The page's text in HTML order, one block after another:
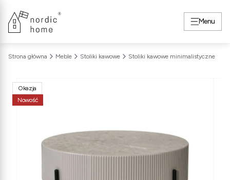
Menu
Strona główna Meble Stoliki kawowe Stoliki kawowe minimalistyczne
Okazja
Nowość